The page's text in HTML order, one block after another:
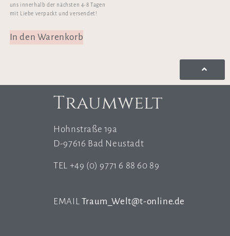
uns innerhalb der nächsten 4-8 Tagen
mit Liebe verpackt und versendet!
In den Warenkorb
Traumwelt
Hohnstraße 19a
D-97616 Bad Neustadt
TEL +49 (0) 9771 6 88 60 89
EMAIL Traum_Welt@t-online.de